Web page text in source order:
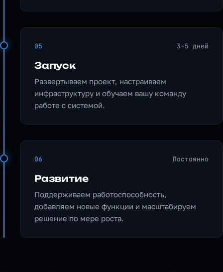
05 3-5 дней
Запуск
Развертываем проект, настраиваем
инфраструктуру и обучаем вашу команду
работе с системой.
06 Постоянно
Развитие
Поддерживаем работоспособность,
добавляем новые функции и масштабируем
решение по мере роста.